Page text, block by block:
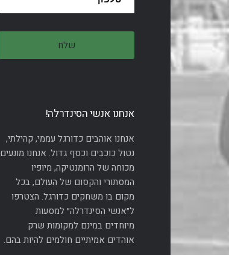
אנחנו אנשי הסינדרלה!
אנחנו אוהבים כדורגל עממי, קהילתי,
נטול כוכבים וכסף גדול. אנחנו מונעים
מכוחה של הרומנטיקה, מיופיו
המסתורי והקסום של העולם, בכל
מקום בו משחקים כדורגל. הצטרפו
ל״אנשי הסינדרלה״ למסעות
מיוחדים במינם למקומות שרק
אוהדים אמיתיים חולמים להיות בהם.